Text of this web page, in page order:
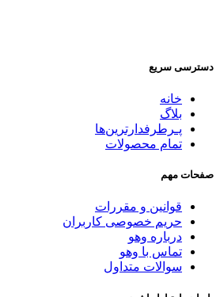
دسترسی سریع
خانه
بلاگ
پـرطرفدارترین‌ها
تمام محصولات
صفحات مهم
قوانین و مقررات
حریم خصوصی کاربران
درباره وهو
تماس با وهو
سوالات متداول